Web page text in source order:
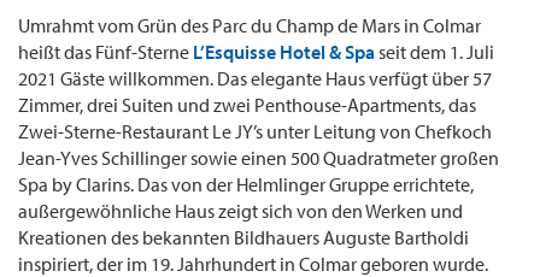
Umrahmt vom Grün des Parc du Champ de Mars in Colmar
heißt das Fünf-Sterne L’Esquisse Hotel & Spa seit dem 1. Juli
2021 Gäste willkommen. Das elegante Haus verfügt über 57
Zimmer, drei Suiten und zwei Penthouse-Apartments, das
Zwei-Sterne-Restaurant Le JY’s unter Leitung von Chefkoch
Jean-Yves Schillinger sowie einen 500 Quadratmeter großen
Spa by Clarins. Das von der Helmlinger Gruppe errichtete,
außergewöhnliche Haus zeigt sich von den Werken und
Kreationen des bekannten Bildhauers Auguste Bartholdi
inspiriert, der im 19. Jahrhundert in Colmar geboren wurde.